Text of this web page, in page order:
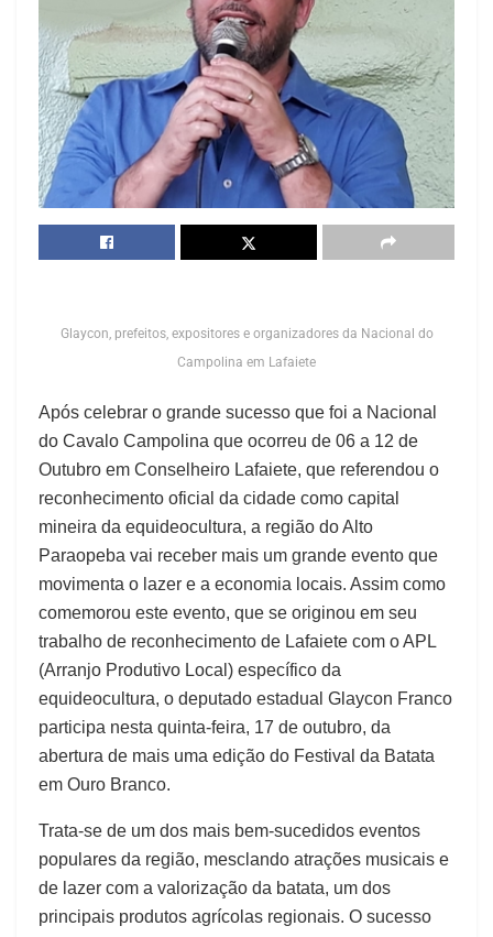
Glaycon, prefeitos, expositores e organizadores da Nacional do
Campolina em Lafaiete
Após celebrar o grande sucesso que foi a Nacional
do Cavalo Campolina que ocorreu de 06 a 12 de
Outubro em Conselheiro Lafaiete, que referendou o
reconhecimento oficial da cidade como capital
mineira da equideocultura, a região do Alto
Paraopeba vai receber mais um grande evento que
movimenta o lazer e a economia locais. Assim como
comemorou este evento, que se originou em seu
trabalho de reconhecimento de Lafaiete com o APL
(Arranjo Produtivo Local) específico da
equideocultura, o deputado estadual Glaycon Franco
participa nesta quinta-feira, 17 de outubro, da
abertura de mais uma edição do Festival da Batata
em Ouro Branco.
Trata-se de um dos mais bem-sucedidos eventos
populares da região, mesclando atrações musicais e
de lazer com a valorização da batata, um dos
principais produtos agrícolas regionais. O sucesso